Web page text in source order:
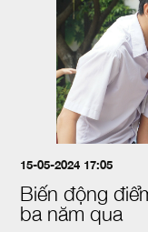
15-05-2024 17:05
Biến động
ba năm qua